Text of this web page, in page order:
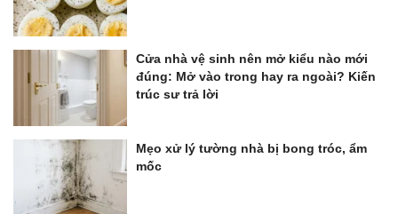
Cửa nhà vệ sinh nên mở kiểu nào mới
đúng: Mở vào trong hay ra ngoài? Kiến
trúc sư trả lời
Mẹo xử lý tường nhà bị bong tróc, ẩm
mốc